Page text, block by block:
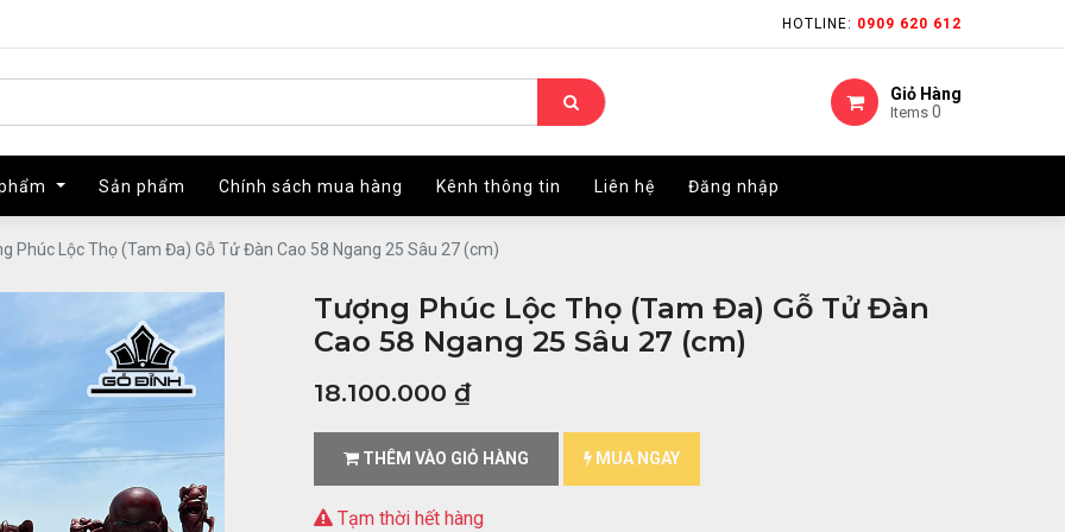
HOTLINE: 0909 620 612
Giỏ Hàng
Items 0
Sản phẩm Chính sách mua hàng Kênh thông tin Liên hệ Đăng nhập
HOTLINE: 0909 620 612
Giỏ Hàng
Items 0
Sản phẩm Chính sách mua hàng Kênh thông tin Liên hệ Đăng nhập
Phúc Lộc Thọ (Tam Đa) Gỗ Tử Đàn Cao 58 Ngang 25 Sâu 27 (cm)
Tượng Phúc Lộc Thọ (Tam Đa) Gỗ Tử Đàn
Cao 58 Ngang 25 Sâu 27 (cm)
18.100.000 ₫
THÊM VÀO GIỎ HÀNG MUA NGAY
Tạm thời hết hàng